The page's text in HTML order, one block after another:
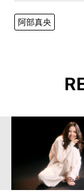
阿部真央